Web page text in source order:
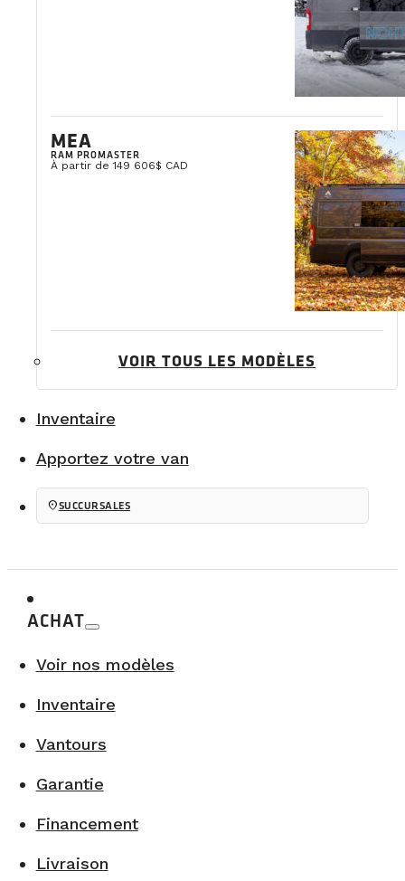
MEA
RAM PROMASTER
À partir de 149 606$ CAD
VOIR TOUS LES MODÈLES
Inventaire
Apportez votre van
location_onSUCCURSALES
ACHAT
Voir nos modèles
Inventaire
Vantours
Garantie
Financement
Livraison